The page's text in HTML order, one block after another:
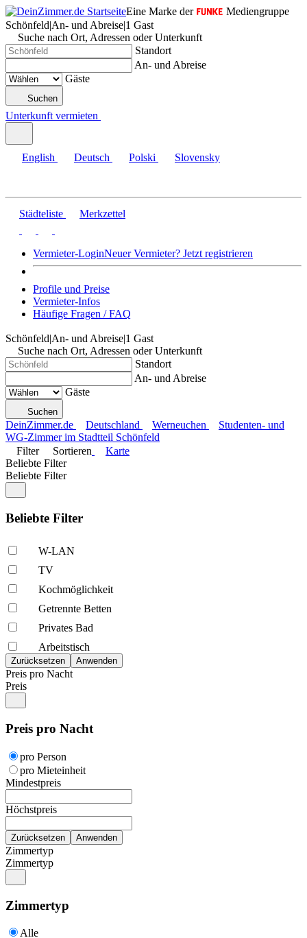
Eine Marke der
Mediengruppe
Schönfeld|An- und Abreise|1 Gast
Suche nach Ort, Adressen oder Unterkunft
Standort
An- und Abreise
Gäste
Suchen
Unterkunft vermieten
English Deutsch Polski Slovensky
Städteliste Merkzettel
Vermieter-LoginNeuer Vermieter? Jetzt registrieren
Profile und Preise
Vermieter-Infos
Häufige Fragen / FAQ
Schönfeld|An- und Abreise|1 Gast
Suche nach Ort, Adressen oder Unterkunft
Standort
An- und Abreise
Gäste
Suchen
DeinZimmer.de Deutschland Werneuchen
Studenten- und
WG-Zimmer im Stadtteil Schönfeld
Filter
Sortieren
Karte
Beliebte Filter
Beliebte Filter
Beliebte Filter
W-LAN
TV
Kochmöglich­keit
Getrennte Betten
Privates Bad
Arbeitstisch
Preis pro Nacht
Preis
Preis pro Nacht
pro Person
pro Mieteinheit
Mindestpreis
Höchstpreis
Zimmertyp
Zimmertyp
Zimmertyp
Alle